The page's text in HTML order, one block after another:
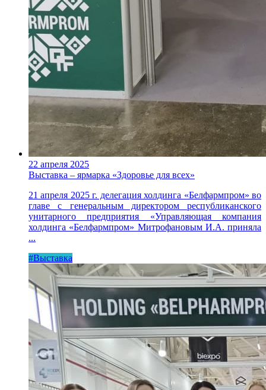
22 апреля 2025
Выставка – ярмарка «Здоровье для всех»
21 апреля 2025 г. делегация холдинга «Белфармпром» во
главе с генеральным директором республиканского
унитарного предприятия «Управляющая компания
холдинга «Белфармпром» Митрофановым И.А. приняла
...
#Выставка